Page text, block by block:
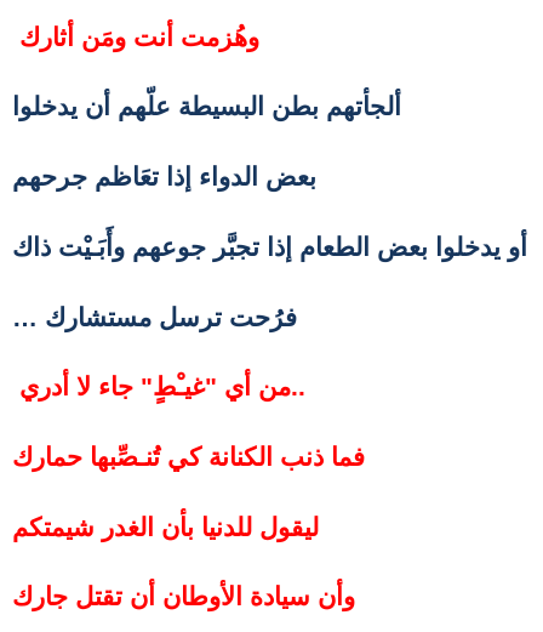
وهُزمت أنت ومَن أثارك
ألجأتهم بطن البسيطة علّهم أن يدخلوا
بعض الدواء إذا تعَاظم جرحهم
أو يدخلوا بعض الطعام إذا تجبَّر جوعهم وأَبَـيْت ذاك
… فرُحت ترسل مستشارك
من أي "غيـْطٍ" جاء لا أدري..
فما ذنب الكنانة كي تُنـصِّبها حمارك
ليقول للدنيا بأن الغدر شيمتكم
وأن سيادة الأوطان أن تقتل جارك